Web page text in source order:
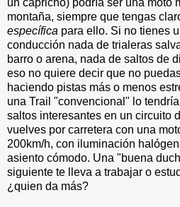
montaña, siempre que tengas
específica para ello. Si no tienes
conducción nada de trialeras
barro o arena, nada de saltos de
eso no quiere decir que no
haciendo pistas más o menos
una Trail "convencional" lo
saltos interesantes en un circuito
vuelves por carretera con una
200km/h, con iluminación
asiento cómodo. Una "buena
siguiente te lleva a trabajar o
¿quien da más?